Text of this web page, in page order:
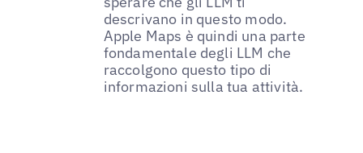
descrivano in questo modo.
Apple Maps è quindi una parte
fondamentale degli LLM che
raccolgono questo tipo di
informazioni sulla tua attività.